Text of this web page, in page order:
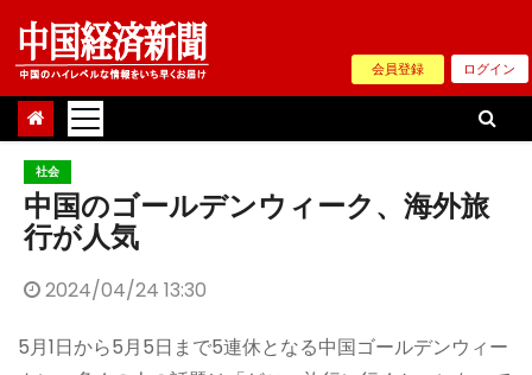
Skip
content
会員登録 ログイン
社会
中国のゴールデンウィーク、海外旅
行が人気
2024/04/24 13:30
5月1日から5月5日まで5連休となる中国ゴールデンウィー